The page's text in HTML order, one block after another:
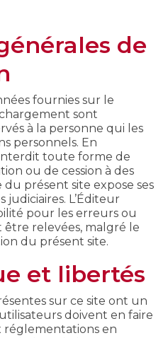
de
fournies sur le
sont
à la personne qui les
personnels. En
toute forme de
ou de cession à des
du présent site expose ses
L’Éditeur
pour les erreurs ou
être relevées, malgré le
du présent site.
et libertés
sur ce site ont un
doivent en faire
réglementations en